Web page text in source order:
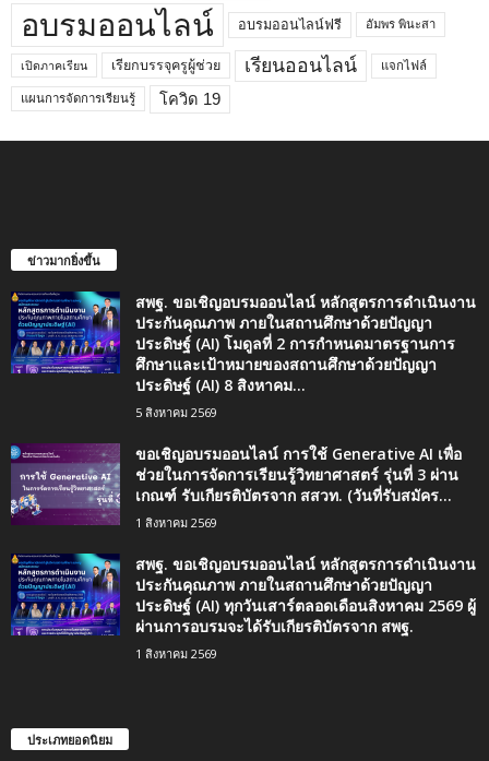
อบรมออนไลน์ อบรมออนไลน์ฟรี อัมพร พินะสา
เปิดภาคเรียน เรียกบรรจุครูผู้ช่วย เรียนออนไลน์ แจกไฟล์
แผนการจัดการเรียนรู้ โควิด 19
ข่าวมากยิ่งขึ้น
สพฐ. ขอเชิญอบรมออนไลน์ หลักสูตรการดำเนินงาน
ประกันคุณภาพ ภายในสถานศึกษาด้วยปัญญา
ประดิษฐ์ (AI) โมดูลที่ 2 การกำหนดมาตรฐานการ
ศึกษาและเป้าหมายของสถานศึกษาด้วยปัญญา
ประดิษฐ์ (AI) 8 สิงหาคม...
5 สิงหาคม 2569
ขอเชิญอบรมออนไลน์ การใช้ Generative AI เพื่อ
ช่วยในการจัดการเรียนรู้วิทยาศาสตร์ รุ่นที่ 3 ผ่าน
เกณฑ์ รับเกียรติบัตรจาก สสวท. (วันที่รับสมัคร...
1 สิงหาคม 2569
สพฐ. ขอเชิญอบรมออนไลน์ หลักสูตรการดำเนินงาน
ประกันคุณภาพ ภายในสถานศึกษาด้วยปัญญา
ประดิษฐ์ (AI) ทุกวันเสาร์ตลอดเดือนสิงหาคม 2569 ผู้
ผ่านการอบรมจะได้รับเกียรติบัตรจาก สพฐ.
1 สิงหาคม 2569
ประเภทยอดนิยม